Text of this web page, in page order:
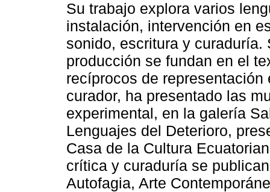
Su trabajo explora varios
instalación, intervención en
sonido, escritura y
producción se fundan en el
recíprocos de
curador, ha presentado las
experimental, en la galería
Lenguajes del Deterioro,
Casa de la Cultura
crítica y curaduría se
Autofagia, Arte